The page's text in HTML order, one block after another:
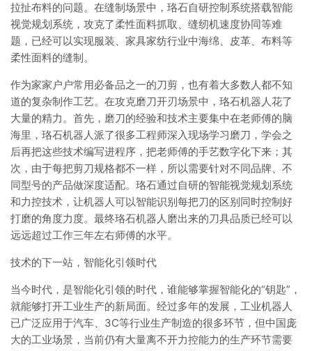
拉扯布料的问题。在缝制场景中，珞石自研控制系统搭载智能
视觉规划系统，攻克了柔性面料抓取、缝纫机速度协同等难
题，已经可以实现服装、家具家纺行业中海绵、皮革、布料等
柔性面料的缝制。
作为家家户户常用必备品之一的刀剪，也有着大多数人都不知
道的复杂制作工艺。在攻克磨刀开刃场景中，珞石机器人花了
大量的精力。首先，磨刀的经验和技术主要集中在老师傅的脑
海里，珞石机器人派了很多工程师深入现场学习磨刀，学会之
后再把这些技术编写进程序，把老师傅的手艺数字化下来；其
次，由于每把剪刀规格都不一样，所以需要针对不同品牌、不
同型号的产品做深度适配。珞石通过自研的智能视觉规划系统
和力控技术，让机器人可以智能识别每把刀的区别同时控制好
打磨的角度力度。最终珞石机器人磨出来的刀具品质已经可以
远远超过工作三年左右师傅的水平。
技术的下一站，智能化引领时代
当今时代，是智能化引领的时代，谁能够掌握智能化的“钥匙”，
就能够打开工业生产的新局面。经过多年的发展，工业机器人
已广泛应用于汽车、3C等行业生产制造的很多环节，但中国庞
大的工业场景，当前仍有大量离不开力控能力的生产环节需要